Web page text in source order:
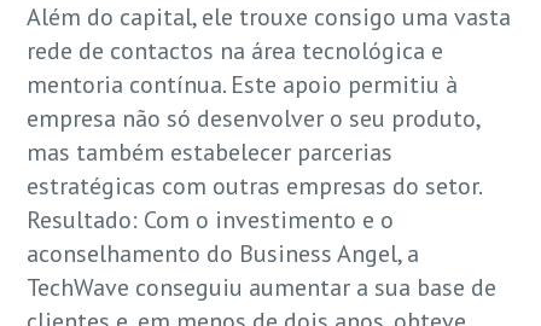
Além do capital, ele trouxe consigo uma vasta
rede de contactos na área tecnológica e
mentoria contínua. Este apoio permitiu à
empresa não só desenvolver o seu produto,
mas também estabelecer parcerias
estratégicas com outras empresas do setor.
Resultado: Com o investimento e o
aconselhamento do Business Angel, a
TechWave conseguiu aumentar a sua base de